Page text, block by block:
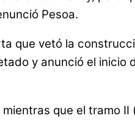
Pesoa.
que vetó la
y anunció el inicio
que el tramo II